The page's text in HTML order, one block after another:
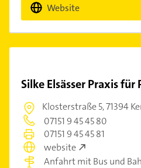
Website
Silke Elsässer Praxis
Klosterstraße 5,71394
07151 9 45 45 80
07151 9 45 45 81
website
Anfahrt mit Bus und